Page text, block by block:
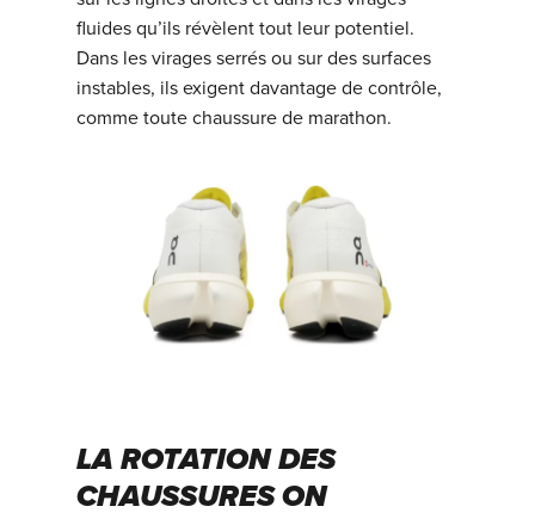
fluides qu’ils révèlent tout leur potentiel.
Dans les virages serrés ou sur des surfaces
instables, ils exigent davantage de contrôle,
comme toute chaussure de marathon.
LA ROTATION DES
CHAUSSURES ON